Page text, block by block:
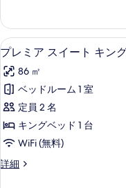
る
キ
ン
グ
ベ
ッ
ド
1
台
の
ッ
ク
ス
ー
ト
ン
グ
ベ
ッ
ド
プ
レ
ミ
ア
ス
イ
ー
ト
5
プレミア スイート キン
86 ㎡
ベッドルーム 1 室
定員 2 名
キングベッド 1 台
WiFi (無料)
詳細
プ